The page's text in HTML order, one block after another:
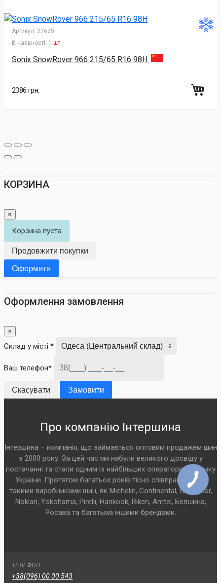
Артикул: 27625
В наявності: 1 шт
Sonix SnowRover 966 215/65 R16 98H
2386 грн.
КОРЗИНА
×
Корзина пуста
Продовжити покупки
Оформити
Оформлення замовлення
×
Склад у місті *
Ваш телефон*
Скасувати Замовити
Про компанію Інтершина
Інтершина – компанія, що займається оптовим продажем шин
з 2000 року. За цей час ми набули великого досвіду у
постачанні та стали одним із найбільших операторів на ринку
України. Протягом багатьох років тісно співпрацюємо з
такими виробниками шин, як Michelin, Continental, Goodyear,
Nokian, Yokohama, Pirelli, Hankook, Riken, Amtel, Белшина,
Росава та багатьма іншими брендами.
ТЕЛЕФОН
+38(096) 00 00 543